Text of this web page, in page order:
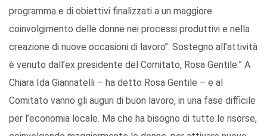
programma e di obiettivi finalizzati a un maggiore
coinvolgimento delle donne nei processi produttivi e nella
creazione di nuove occasioni di lavoro’’. Sostegno all’attività
è venuto dall’ex presidente del Comitato, Rosa Gentile.” A
Chiara Ida Giannatelli – ha detto Rosa Gentile – e al
Comitato vanno gli auguri di buon lavoro, in una fase difficile
per l’economia locale. Ma che ha bisogno di tutte le risorse,